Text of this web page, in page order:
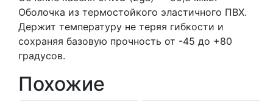
Оболочка из термостойкого эластичного ПВХ.
Держит температуру не теряя гибкости и
сохраняя базовую прочность от -45 до +80
градусов.
Похожие